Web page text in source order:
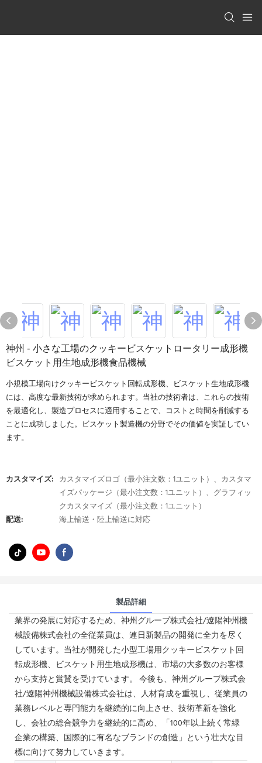
神州 - 小さな工場のクッキービスケットロータリー成形機
ビスケット用生地成形機食品機械
小規模工場向けクッキービスケット回転成形機、ビスケット生地成形機
には、高度な最新技術が求められます。当社の技術者は、これらの技術
を最適化し、製造プロセスに適用することで、コストと時間を削減する
ことに成功しました。ビスケット製造機の分野でその価値を実証してい
ます。
カスタマイズ: カスタマイズロゴ（最小注文数：1ユニット）、カスタマ
イズパッケージ（最小注文数：1ユニット）、グラフィッ
クカスタマイズ（最小注文数：1ユニット）
配送:
海上輸送・陸上輸送に対応
製品詳細
業界の発展に対応するため、神州グループ株式会社/遼陽神州機
械設備株式会社の全従業員は、連日新製品の開発に全力を尽く
しています。当社が開発した小型工場用クッキービスケット回
転成形機、ビスケット用生地成形機は、市場の大多数のお客様
から支持と賞賛を受けています。 今後も、神州グループ株式会
社/遼陽神州機械設備株式会社は、人材育成を重視し、従業員の
業務レベルと専門能力を継続的に向上させ、技術革新を強化
し、会社の総合競争力を継続的に高め、「100年以上続く常緑
企業の構築、国際的に有名なブランドの創造」という壮大な目
標に向けて努力していきます。